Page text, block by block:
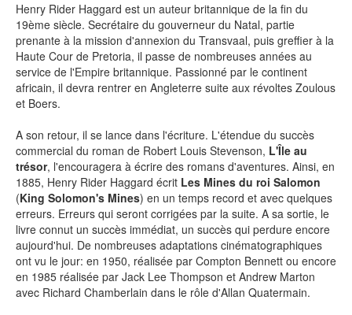
SÉRIE TV
ÉVÉNEMENTS
CONVENTION
SPECTACLE
DÉBAT
EMISSION
AUTEURS&ÉDITEURS
Henry Rider Haggard est un auteur britannique de la fin du
19ème siècle. Secrétaire du gouverneur du Natal, partie
prenante à la mission d'annexion du Transvaal, puis greffier à la
Haute Cour de Pretoria, il passe de nombreuses années au
service de l'Empire britannique. Passionné par le continent
africain, il devra rentrer en Angleterre suite aux révoltes Zoulous
et Boers.
A son retour, il se lance dans l'écriture. L'étendue du succès
commercial du roman de Robert Louis Stevenson, L'Île au
trésor, l'encouragera à écrire des romans d'aventures. Ainsi, en
1885, Henry Rider Haggard écrit Les Mines du roi Salomon
(King Solomon's Mines) en un temps record et avec quelques
erreurs. Erreurs qui seront corrigées par la suite. A sa sortie, le
livre connut un succès immédiat, un succès qui perdure encore
aujourd'hui. De nombreuses adaptations cinématographiques
ont vu le jour: en 1950, réalisée par Compton Bennett ou encore
en 1985 réalisée par Jack Lee Thompson et Andrew Marton
avec Richard Chamberlain dans le rôle d'Allan Quatermain.